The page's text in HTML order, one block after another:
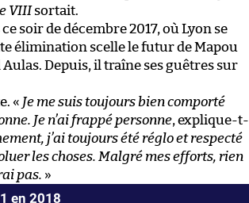
VIIIsortait.
soir de décembre 2017, où Lyon se
élimination scelle le futur de Mapou
Depuis, il traîne ses guêtres sur
« Je me suis toujours bien comporté
Je n’ai frappé personne, explique-t-
j’ai toujours été réglo et respecté
les choses. Malgré mes efforts, rien
pas. »
en 2018